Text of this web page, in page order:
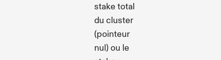
stake total
du cluster
(pointeur
nul) ou le